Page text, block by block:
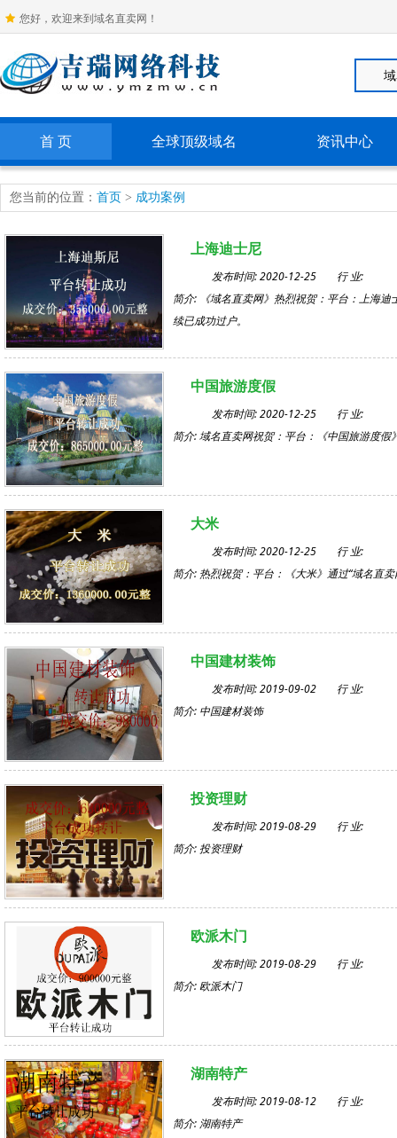
您好，欢迎来到域名直卖网！
首 页 全球顶级域名 资讯中心
您当前的位置： 首页 > 成功案例
上海迪士尼
发布时间: 2020-12-25
行 业:
简介: 《域名直卖网》热烈祝贺：平台：上海
续已成功过户。
中国旅游度假
发布时间: 2020-12-25
行 业:
简介: 域名直卖网祝贺：平台：《中国旅游度假
大米
发布时间: 2020-12-25
行 业:
简介: 热烈祝贺：平台：《大米》通过“域名直
中国建材装饰
发布时间: 2019-09-02
行 业:
简介: 中国建材装饰
投资理财
发布时间: 2019-08-29
行 业:
简介: 投资理财
欧派木门
发布时间: 2019-08-29
行 业:
简介: 欧派木门
湖南特产
发布时间: 2019-08-12
行 业:
简介: 湖南特产